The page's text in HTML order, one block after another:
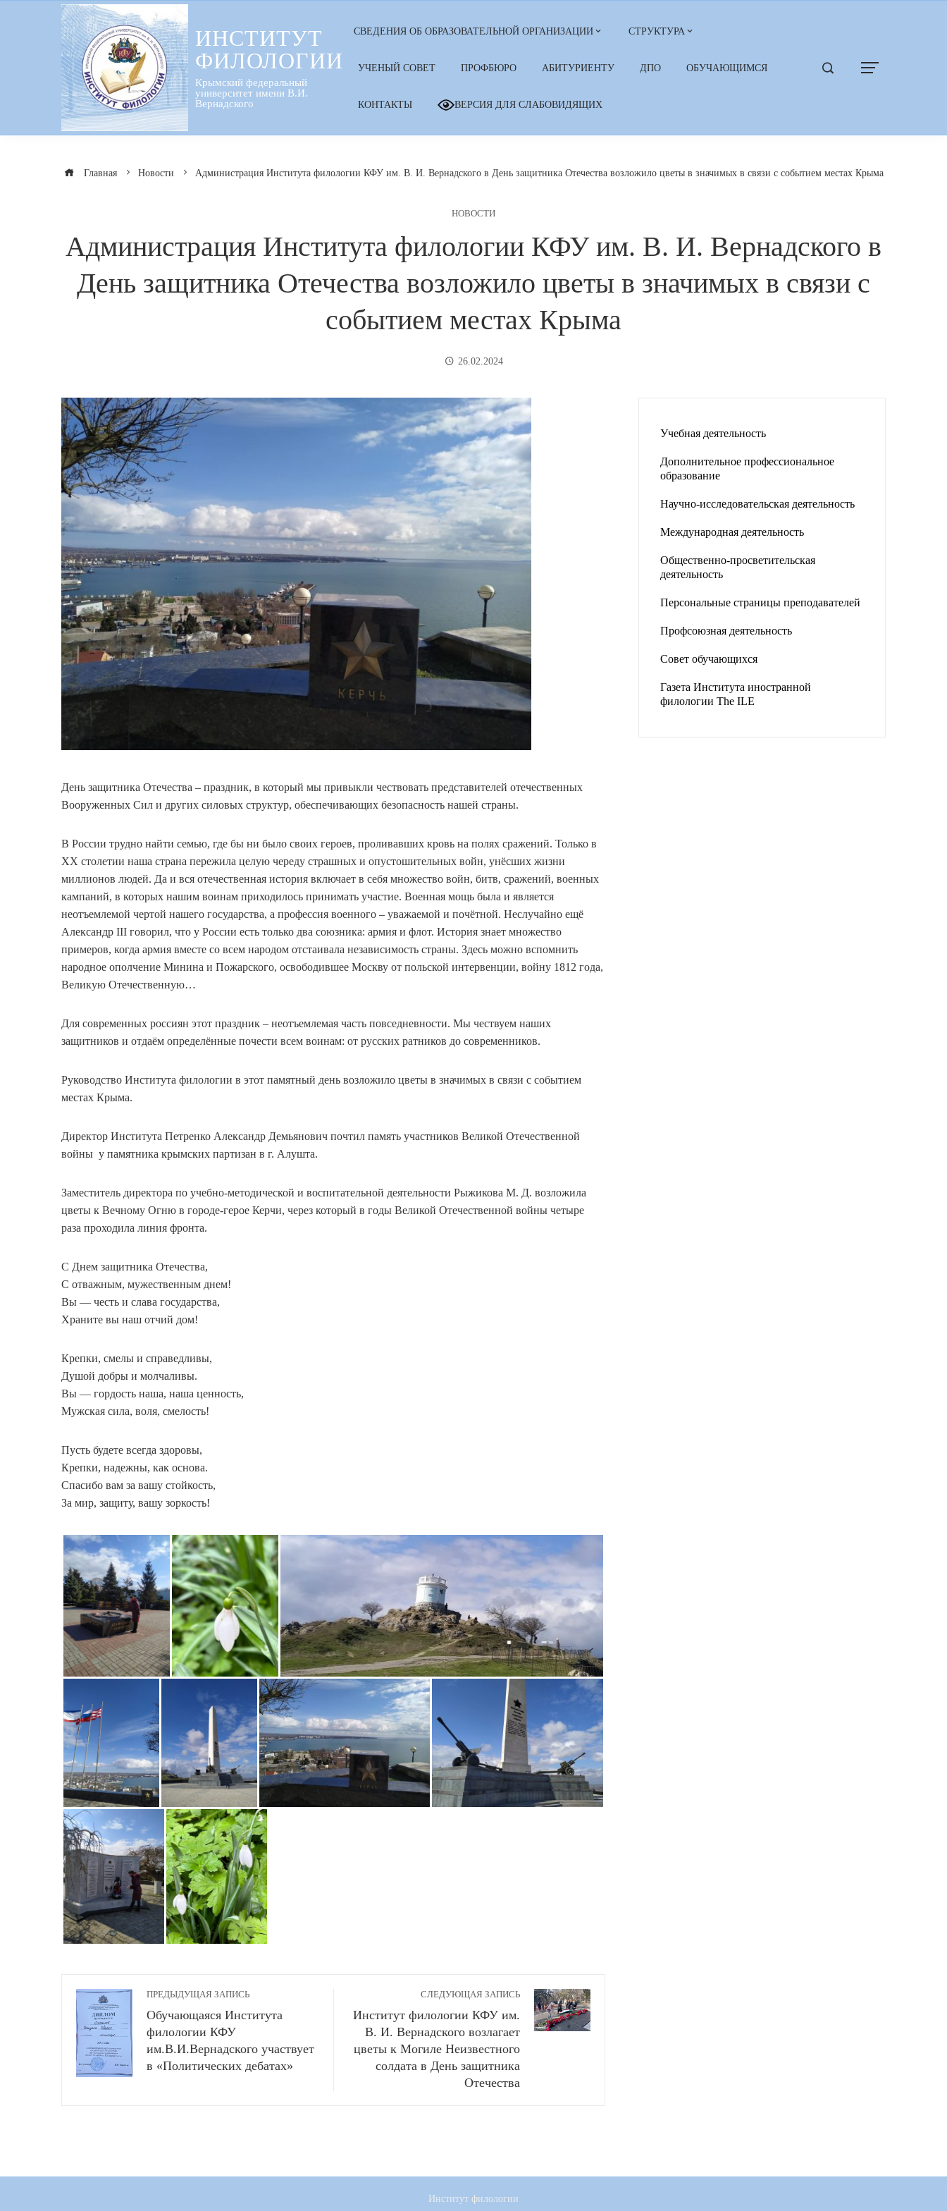
ИНСТИТУТ
ФИЛОЛОГИИ
Крымский федеральный
университет имени В.И.
Вернадского
СВЕДЕНИЯ ОБ ОБРАЗОВАТЕЛЬНОЙ ОРГАНИЗАЦИИ СТРУКТУРА
УЧЕНЫЙ СОВЕТ ПРОФБЮРО АБИТУРИЕНТУ ДПО ОБУЧАЮЩИМСЯ
КОНТАКТЫ ВЕРСИЯ ДЛЯ СЛАБОВИДЯЩИХ
Главная Новости Администрация Института филологии КФУ им. В. И. Вернадского в День защитника Отечества возложило цветы в значимых в связи с событием местах Крыма
НОВОСТИ
Администрация Института филологии КФУ им. В. И. Вернадского в
День защитника Отечества возложило цветы в значимых в связи с
событием местах Крыма
26.02.2024
День защитника Отечества – праздник, в который мы привыкли чествовать представителей отечественных
Вооруженных Сил и других силовых структур, обеспечивающих безопасность нашей страны.
В России трудно найти семью, где бы ни было своих героев, проливавших кровь на полях сражений. Только в
XX столетии наша страна пережила целую череду страшных и опустошительных войн, унёсших жизни
миллионов людей. Да и вся отечественная история включает в себя множество войн, битв, сражений, военных
кампаний, в которых нашим воинам приходилось принимать участие. Военная мощь была и является
неотъемлемой чертой нашего государства, а профессия военного – уважаемой и почётной. Неслучайно ещё
Александр III говорил, что у России есть только два союзника: армия и флот. История знает множество
примеров, когда армия вместе со всем народом отстаивала независимость страны. Здесь можно вспомнить
народное ополчение Минина и Пожарского, освободившее Москву от польской интервенции, войну 1812 года,
Великую Отечественную…
Для современных россиян этот праздник – неотъемлемая часть повседневности. Мы чествуем наших
защитников и отдаём определённые почести всем воинам: от русских ратников до современников.
Руководство Института филологии в этот памятный день возложило цветы в значимых в связи с событием
местах Крыма.
Директор Института Петренко Александр Демьянович почтил память участников Великой Отечественной
войны у памятника крымских партизан в г. Алушта.
Заместитель директора по учебно-методической и воспитательной деятельности Рыжикова М. Д. возложила
цветы к Вечному Огню в городе-герое Керчи, через который в годы Великой Отечественной войны четыре
раза проходила линия фронта.
С Днем защитника Отечества,
С отважным, мужественным днем!
Вы — честь и слава государства,
Храните вы наш отчий дом!
Крепки, смелы и справедливы,
Душой добры и молчаливы.
Вы — гордость наша, наша ценность,
Мужская сила, воля, смелость!
Пусть будете всегда здоровы,
Крепки, надежны, как основа.
Спасибо вам за вашу стойкость,
За мир, защиту, вашу зоркость!
ПРЕДЫДУЩАЯ ЗАПИСЬ
Обучающаяся Института
филологии КФУ
им.В.И.Вернадского участвует
в «Политических дебатах»
СЛЕДУЮЩАЯ ЗАПИСЬ
Институт филологии КФУ им.
В. И. Вернадского возлагает
цветы к Могиле Неизвестного
солдата в День защитника
Отечества
Учебная деятельность
Дополнительное профессиональное
образование
Научно-исследовательская деятельность
Международная деятельность
Общественно-просветительская
деятельность
Персональные страницы преподавателей
Профсоюзная деятельность
Совет обучающихся
Газета Института иностранной
филологии The ILE
Институт филологии